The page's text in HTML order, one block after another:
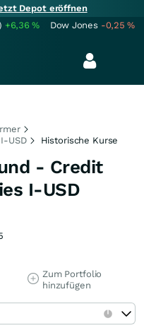
Depot eröffnen
+6,36% Dow Jones -0,25%
USD
Historische Kurse
- Credit
I-USD
Zum Portfolio
hinzufügen